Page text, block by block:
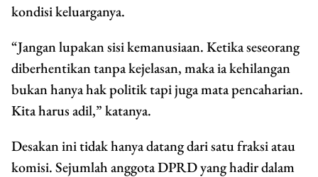
kondisi keluarganya.
“Jangan lupakan sisi kemanusiaan. Ketika seseorang
diberhentikan tanpa kejelasan, maka ia kehilangan
bukan hanya hak politik tapi juga mata pencaharian.
Kita harus adil,” katanya.
Desakan ini tidak hanya datang dari satu fraksi atau
komisi. Sejumlah anggota DPRD yang hadir dalam